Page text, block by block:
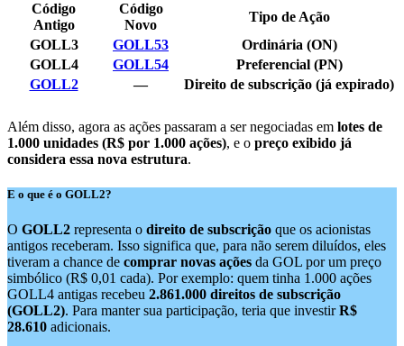
Código
Antigo
Código
Novo
Tipo de Ação
GOLL3
GOLL53
Ordinária (ON)
GOLL4
GOLL54
Preferencial (PN)
GOLL2
— Direito de subscrição (já expirado)
Além disso, agora as ações passaram a ser negociadas em lotes de
1.000 unidades (R$ por 1.000 ações), e o preço exibido já
considera essa nova estrutura.
E o que é o GOLL2?
O GOLL2 representa o direito de subscrição que os acionistas
antigos receberam. Isso significa que, para não serem diluídos, eles
tiveram a chance de comprar novas ações da GOL por um preço
simbólico (R$ 0,01 cada). Por exemplo: quem tinha 1.000 ações
GOLL4 antigas recebeu 2.861.000 direitos de subscrição
(GOLL2). Para manter sua participação, teria que investirR$
28.610 adicionais.